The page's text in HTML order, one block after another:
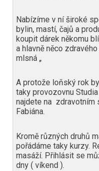
Nabízíme v ní široké
bylin, mastí, čajů a
koupit dárek někomu
a hlavně něco
mlsná „
A protože loňský rok
taky provozovnu
najdete na zdravotním
Fabiána.
Kromě různých druhů
pořádáme taky kurzy.
masáží. Přihlásit se
dny ( víkend ).